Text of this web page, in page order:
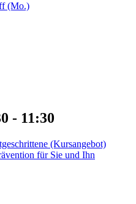
(Mo.)
- 11:30
(Kursangebot)
für Sie und Ihn